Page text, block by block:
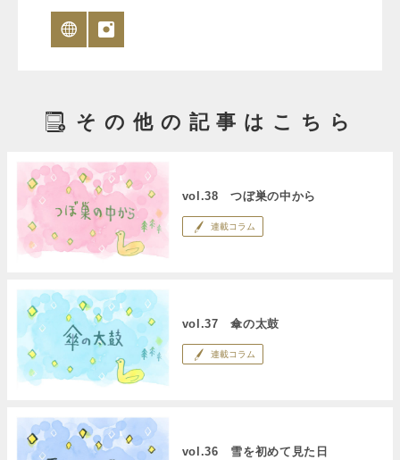
その他の記事はこちら
vol.38 つぼ巣の中から
連載コラム
vol.37 傘の太鼓
連載コラム
vol.36 雪を初めて見た日